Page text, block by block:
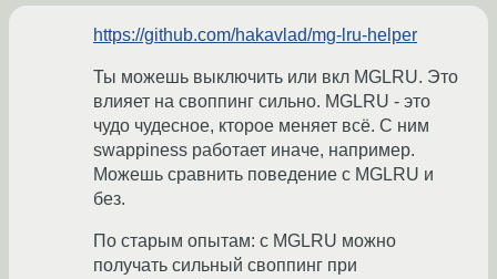
https://github.com/hakavlad/mg-lru-helper
Ты можешь выключить или вкл MGLRU. Это
влияет на своппинг сильно. MGLRU - это
чудо чудесное, кторое меняет всё. С ним
swappiness работает иначе, например.
Можешь сравнить поведение с MGLRU и
без.
По старым опытам: c MGLRU можно
получать сильный своппинг при